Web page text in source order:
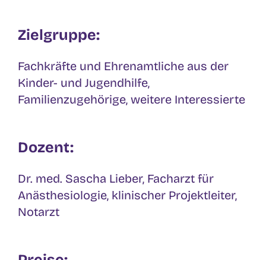
Zielgruppe:
Fachkräfte und Ehrenamtliche aus der
Kinder- und Jugendhilfe,
Familienzugehörige, weitere Interessierte
Dozent:
Dr. med. Sascha Lieber, Facharzt für
Anästhesiologie, klinischer Projektleiter,
Notarzt